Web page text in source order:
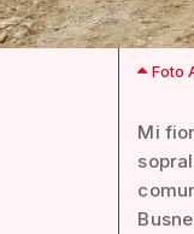
Foto
Mi